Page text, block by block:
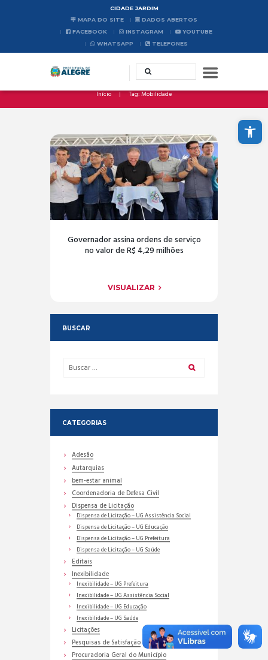
Abrir a barra de ferramentas
CIDADE JARDIM
MAPA DO SITE
DADOS ABERTOS
FACEBOOK
INSTAGRAM
YOUTUBE
WHATSAPP
TELEFONES
Início Tag: Mobilidade
Governador assina ordens de serviço
no valor de R$ 4,29 milhões
VISUALIZAR
BUSCAR
CATEGORIAS
Adesão
Autarquias
bem-estar animal
Coordenadoria de Defesa Civil
Dispensa de Licitação
Dispensa de Licitação – UG Assistência Social
Dispensa de Licitação – UG Educação
Dispensa de Licitação – UG Prefeitura
Dispensa de Licitação – UG Saúde
Editais
Inexibilidade
Inexibilidade – UG Prefeitura
Inexibilidade – UG Assistência Social
Inexibilidade – UG Educação
Inexibilidade – UG Saúde
Licitações
Pesquisas de Satisfação
Procuradoria Geral do Município